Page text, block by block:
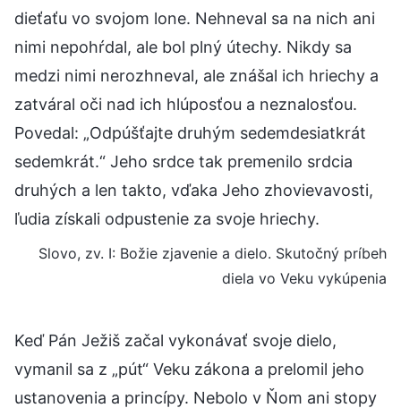
dieťaťu vo svojom lone. Nehneval sa na nich ani
nimi nepohŕdal, ale bol plný útechy. Nikdy sa
medzi nimi nerozhneval, ale znášal ich hriechy a
zatváral oči nad ich hlúposťou a neznalosťou.
Povedal: „Odpúšťajte druhým sedemdesiatkrát
sedemkrát.“ Jeho srdce tak premenilo srdcia
druhých a len takto, vďaka Jeho zhovievavosti,
ľudia získali odpustenie za svoje hriechy.
Slovo, zv. I: Božie zjavenie a dielo. Skutočný príbeh
diela vo Veku vykúpenia
Keď Pán Ježiš začal vykonávať svoje dielo,
vymanil sa z „pút“ Veku zákona a prelomil jeho
ustanovenia a princípy. Nebolo v Ňom ani stopy